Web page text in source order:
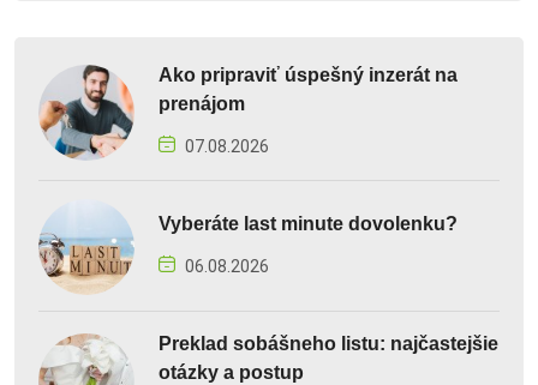
Ako pripraviť úspešný inzerát na
prenájom
07.08.2026
Vyberáte last minute dovolenku?
06.08.2026
Preklad sobášneho listu: najčastejšie
otázky a postup